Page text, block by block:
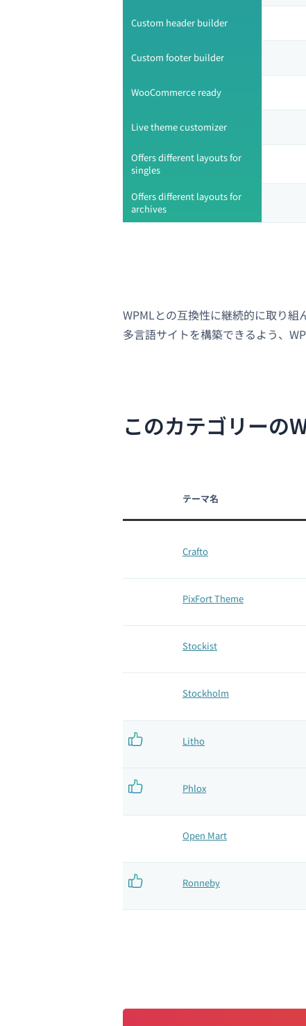
Custom header builder
Custom footer builder
WooCommerce ready
Live theme customizer
Offers different layouts for
singles
Offers different layouts for
archives
WPMLとの互換性に継続的に取り
多言語サイトを構築できるよう、
このカテゴリーの
テーマ名
Crafto
PixFort Theme
Stockist
Stockholm
Litho
Phlox
Open Mart
Ronneby